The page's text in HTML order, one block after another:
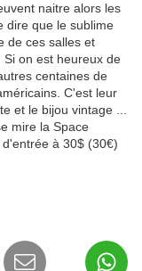
naitre alors les
dire que le sublime
de ces salles et
on est heureux de
centaines de
C'est leur
et le bijou vintage ...
mire la Space
à 30$ (30€)